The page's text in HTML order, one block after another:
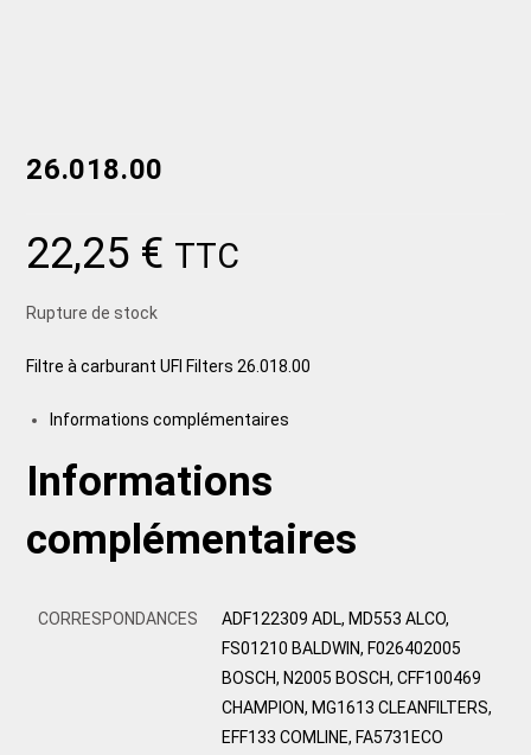
26.018.00
22,25 € TTC
Rupture de stock
Filtre à carburant UFI Filters 26.018.00
Informations complémentaires
Informations
complémentaires
CORRESPONDANCES
ADF122309 ADL, MD553 ALCO,
FS01210 BALDWIN, F026402005
BOSCH, N2005 BOSCH, CFF100469
CHAMPION, MG1613 CLEANFILTERS,
EFF133 COMLINE, FA5731ECO